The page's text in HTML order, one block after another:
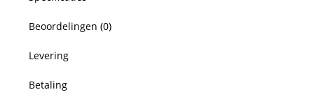
Beoordelingen (0)
Levering
Betaling